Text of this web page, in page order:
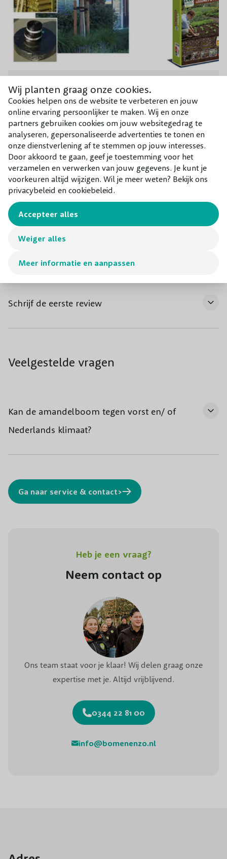
Wij planten graag onze cookies.
Cookies helpen ons de website te verbeteren en jouw
online ervaring persoonlijker te maken. Wij en onze
partners gebruiken cookies om jouw websitegedrag te
analyseren, gepersonaliseerde advertenties te tonen en
onze dienstverlening af te stemmen op jouw interesses.
Door akkoord te gaan, geef je toestemming voor het
verzamelen en verwerken van jouw gegevens. Je kunt je
voorkeuren altijd wijzigen. Wil je meer weten? Bekijk ons
privacybeleid en cookiebeleid.
Meer informatie en aanpassen
Weiger alles
Accepteer alles
Boompalen set
€ 17,00
Vivimus groenten en
€ 11,95
Onderhoud
Water geven
Schrijf de eerste review
Heb je een vraag?
Neem contact op
Ons team staat voor je klaar! Wij delen graag onze
expertise met je. Altijd vrijblijvend.
0344 22 81 00
info@bomenenzo.nl
Veelgestelde vragen
Kan de amandelboom tegen vorst en/ of
Nederlands klimaat?
Ga naar service & contact>